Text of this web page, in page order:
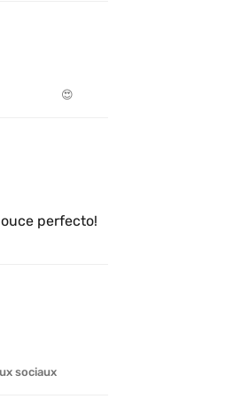
😍
perfecto!
sociaux